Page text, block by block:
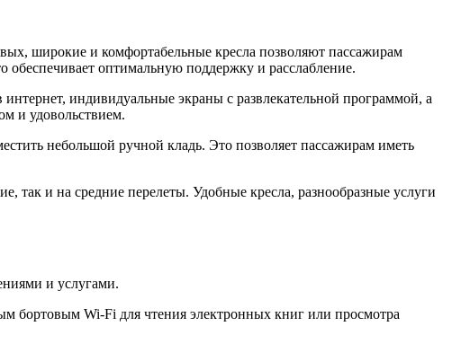
широкие и комфортабельные кресла позволяют пассажирам
оптимальную поддержку и расслабление.
индивидуальные экраны с развлекательной программой, а
и удовольствием.
небольшой ручной кладь. Это позволяет пассажирам иметь
так и на средние перелеты. Удобные кресла, разнообразные услуги
и услугами.
бортовым Wi-Fi для чтения электронных книг или просмотра